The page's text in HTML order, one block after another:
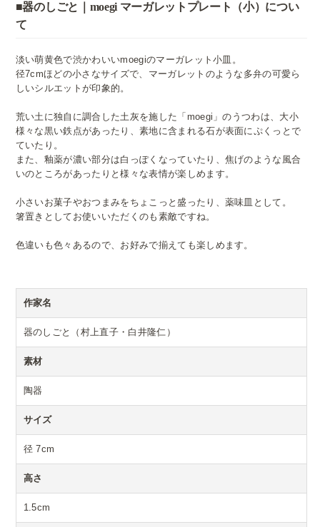
■器のしごと｜moegi マーガレットプレート（小）につい
て
淡い萌黄色で渋かわいいmoegiのマーガレット小皿。
径7cmほどの小さなサイズで、マーガレットのような多弁の可愛ら
しいシルエットが印象的。
荒い土に独自に調合した土灰を施した「moegi」のうつわは、大小
様々な黒い鉄点があったり、素地に含まれる石が表面にぷくっとで
ていたり。
また、釉薬が濃い部分は白っぽくなっていたり、焦げのような風合
いのところがあったりと様々な表情が楽しめます。
小さいお菓子やおつまみをちょこっと盛ったり、薬味皿として。
箸置きとしてお使いいただくのも素敵ですね。
色違いも色々あるので、お好みで揃えても楽しめます。
作家名
器のしごと（村上直子・白井隆仁）
素材
陶器
サイズ
径 7cm
高さ
1.5cm